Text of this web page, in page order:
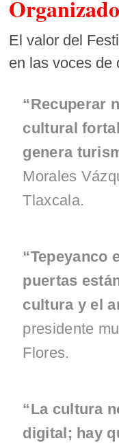
El valor del
en las voces de
“Recuperar
cultural
genera
Morales
Tlaxcala.
“Tepeyanco
puertas
cultura y el
presidente
Flores.
“La cultura
digital; hay